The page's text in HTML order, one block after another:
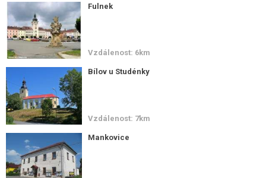
Fulnek
Vzdálenost: 6km
Bílov u Studénky
Vzdálenost: 7km
Mankovice